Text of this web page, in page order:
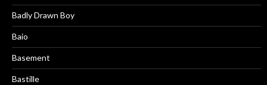
Badly Drawn Boy
Baio
Basement
Bastille